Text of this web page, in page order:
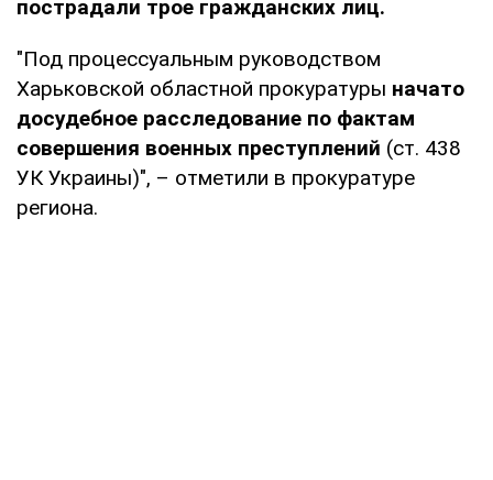
пострадали трое гражданских лиц.
"Под процессуальным руководством
Харьковской областной прокуратуры начато
досудебное расследование по фактам
совершения военных преступлений (ст. 438
УК Украины)", – отметили в прокуратуре
региона.